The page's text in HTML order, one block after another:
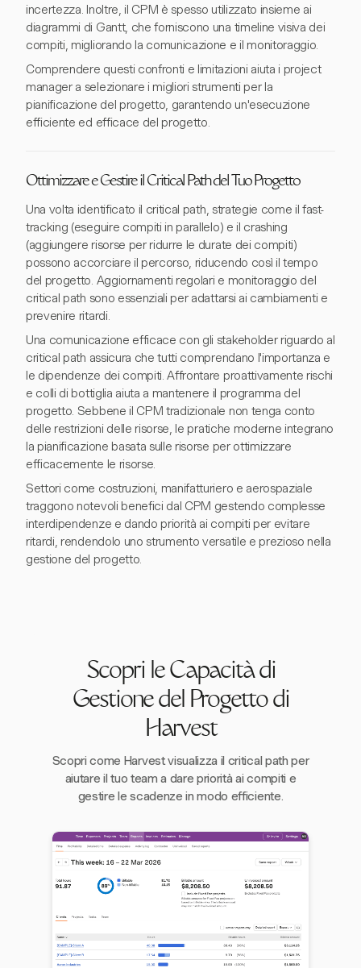
incertezza. Inoltre, il CPM è spesso utilizzato insieme ai
diagrammi di Gantt, che forniscono una timeline visiva dei
compiti, migliorando la comunicazione e il monitoraggio.
Comprendere questi confronti e limitazioni aiuta i project
manager a selezionare i migliori strumenti per la
pianificazione del progetto, garantendo un'esecuzione
efficiente ed efficace del progetto.
Ottimizzare e Gestire il Critical Path del Tuo Progetto
Una volta identificato il critical path, strategie come il fast-
tracking (eseguire compiti in parallelo) e il crashing
(aggiungere risorse per ridurre le durate dei compiti)
possono accorciare il percorso, riducendo così il tempo
del progetto. Aggiornamenti regolari e monitoraggio del
critical path sono essenziali per adattarsi ai cambiamenti e
prevenire ritardi.
Una comunicazione efficace con gli stakeholder riguardo al
critical path assicura che tutti comprendano l'importanza e
le dipendenze dei compiti. Affrontare proattivamente rischi
e colli di bottiglia aiuta a mantenere il programma del
progetto. Sebbene il CPM tradizionale non tenga conto
delle restrizioni delle risorse, le pratiche moderne integrano
la pianificazione basata sulle risorse per ottimizzare
efficacemente le risorse.
Settori come costruzioni, manifatturiero e aerospaziale
traggono notevoli benefici dal CPM gestendo complesse
interdipendenze e dando priorità ai compiti per evitare
ritardi, rendendolo uno strumento versatile e prezioso nella
gestione del progetto.
Scopri le Capacità di
Gestione del Progetto di
Harvest
Scopri come Harvest visualizza il critical path per
aiutare il tuo team a dare priorità ai compiti e
gestire le scadenze in modo efficiente.